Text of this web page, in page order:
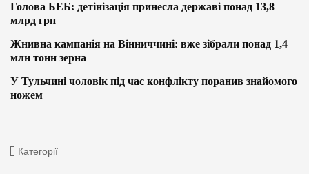
Голова БЕБ: детінізація принесла державі понад 13,8
млрд грн
Жнивна кампанія на Вінниччині: вже зібрали понад 1,4
млн тонн зерна
У Тульчині чоловік під час конфлікту поранив знайомого
ножем
Категорії